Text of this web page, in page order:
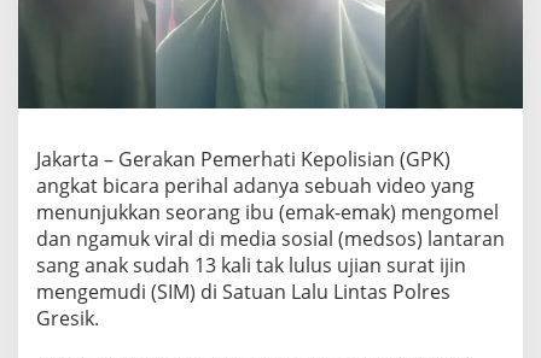
n
y
u
l
u
s
U
j
i
Jakarta – Gerakan Pemerhati Kepolisian (GPK)
angkat bicara perihal adanya sebuah video yang
menunjukkan seorang ibu (emak-emak) mengomel
dan ngamuk viral di media sosial (medsos) lantaran
sang anak sudah 13 kali tak lulus ujian surat ijin
mengemudi (SIM) di Satuan Lalu Lintas Polres
Gresik.